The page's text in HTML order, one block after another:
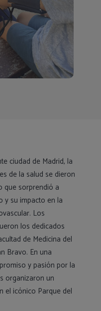
ciudad de Madrid, la
de la salud se dieron
que sorprendió a
y su impacto en la
Los
los dedicados
de Medicina del
Bravo. En una
y pasión por la
organizaron un
el icónico Parque del